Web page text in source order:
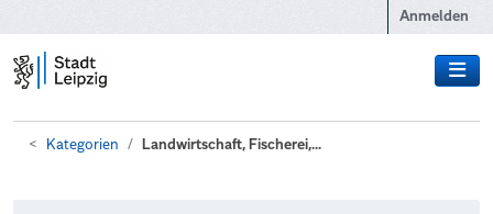
Anmelden
Kategorien Landwirtschaft, Fischerei,...